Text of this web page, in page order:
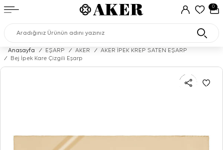
0
Anasayfa / EŞARP / AKER /
AKER İPEK KREP SATEN EŞARP
/
Bej İpek Kare Çizgili Eşarp